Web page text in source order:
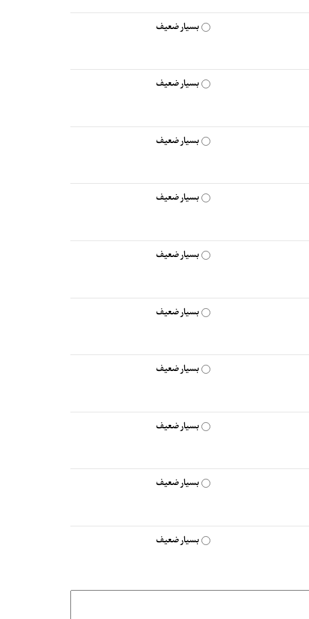
بسیار ضعیف
بسیار ضعیف
بسیار ضعیف
بسیار ضعیف
بسیار ضعیف
بسیار ضعیف
بسیار ضعیف
بسیار ضعیف
بسیار ضعیف
بسیار ضعیف